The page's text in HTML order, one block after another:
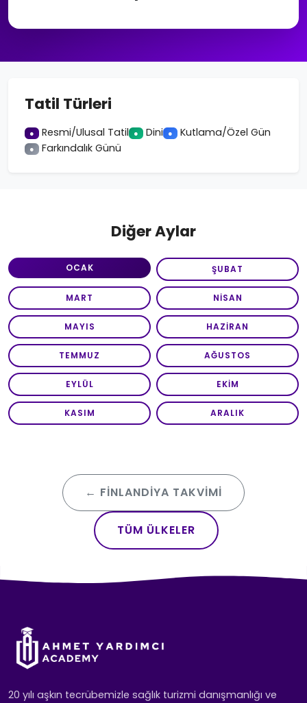
Tatil Türleri
● Resmi/Ulusal Tatil ● Dini ● Kutlama/Özel Gün
● Farkındalık Günü
Diğer Aylar
OCAK ŞUBAT
MART NISAN
MAYIS HAZIRAN
TEMMUZ AĞUSTOS
EYLÜL EKIM
KASIM ARALIK
← FINLANDIYA TAKVIMI
TÜM ÜLKELER
20 yılı aşkın tecrübemizle sağlık turizmi danışmanlığı ve